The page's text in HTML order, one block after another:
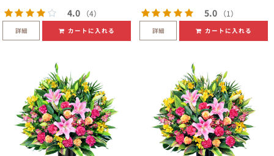
4.0 （4）
詳細 カートに入れる
5.0 （1）
詳細 カートに入れる